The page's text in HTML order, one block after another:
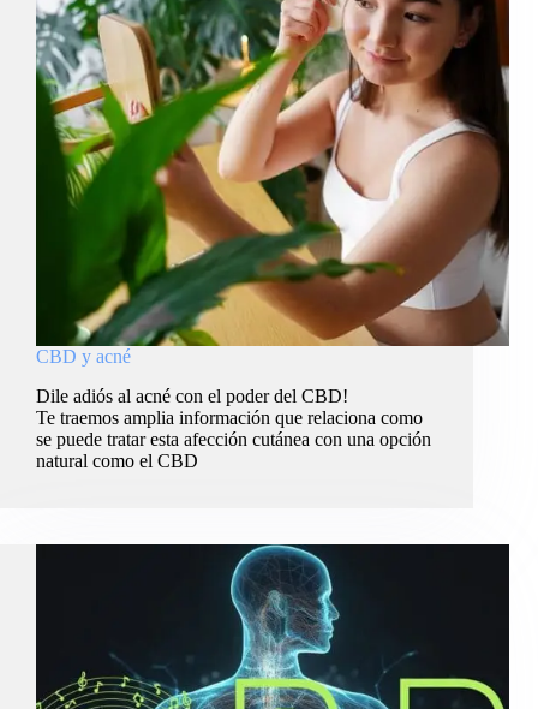
CBD y acné
Dile adiós al acné con el poder del CBD!
Te traemos amplia información que relaciona como
se puede tratar esta afección cutánea con una opción
natural como el CBD